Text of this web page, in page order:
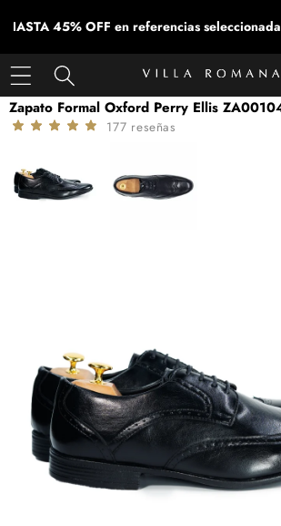
HASTA 45% OFF en referencias
SALTAR A LA INFORMACIÓN DEL
ABRIR
IMAGEN
EN
PANTALLA
Zapato Formal Oxford Perry Ellis
177 reseñas